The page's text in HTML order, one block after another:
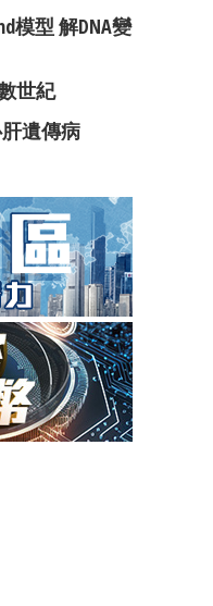
模型 解DNA變
世紀
遺傳病